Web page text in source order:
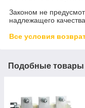
Законом не
надлежащего качества
Все условия
Подобные товары